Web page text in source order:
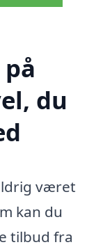
du
været
kan du
tilbud fra